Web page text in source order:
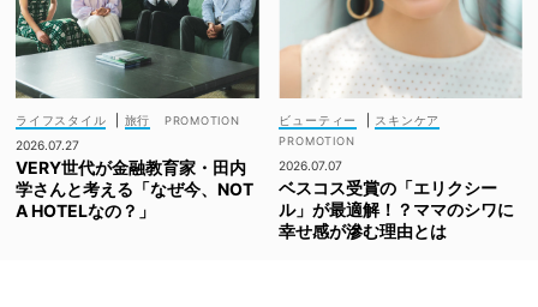
ライフスタイル
旅行
2026.07.27
VERY世代が金融教育家・田内
学さんと考える「なぜ今、NOT
A HOTELなの？」
ビューティー スキンケア
2026.07.07
ベスコス受賞の「エリクシー
ル」が最適解！？ママのシワに
幸せ感が滲む理由とは